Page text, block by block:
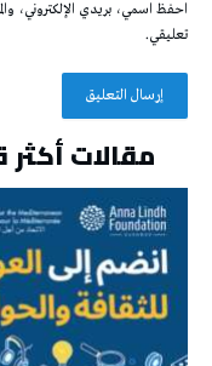
احفظ اسمي، بريدي الإلكتروني،
تعليقي.
مقالات أكثر